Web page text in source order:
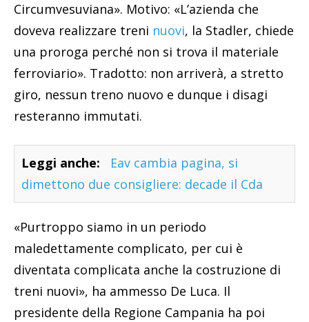
Circumvesuviana». Motivo: «L’azienda che
doveva realizzare treni nuovi, la Stadler, chiede
una proroga perché non si trova il materiale
ferroviario». Tradotto: non arriverà, a stretto
giro, nessun treno nuovo e dunque i disagi
resteranno immutati.
Leggi anche:
Eav cambia pagina, si
dimettono due consigliere: decade il Cda
«Purtroppo siamo in un periodo
maledettamente complicato, per cui è
diventata complicata anche la costruzione di
treni nuovi», ha ammesso De Luca. Il
presidente della Regione Campania ha poi